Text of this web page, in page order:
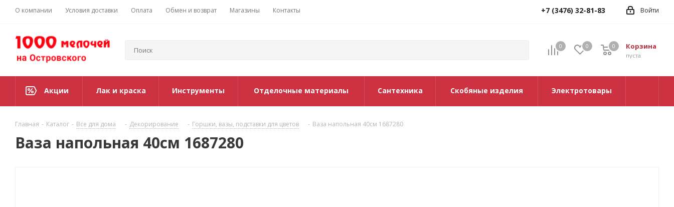
О компании Условия доставки Оплата Обмен и возврат Магазины Контакты Войти
+7 (3476) 32-81-83
0 0 Корзина
0
пуста
0
Акции Лак и краска Инструменты Отделочные материалы Сантехника Скобяные изделия Электротовары
Главная - Каталог - Все для дома - Декорирование - Горшки, вазы, подставки для цветов - Ваза напольная 40см 1687280
Ваза напольная 40см 1687280